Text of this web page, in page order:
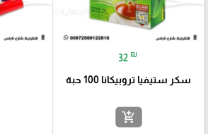
32 ₪
سكر ستيفيا تروبيكانا 100 حبة
add_shopping_cart